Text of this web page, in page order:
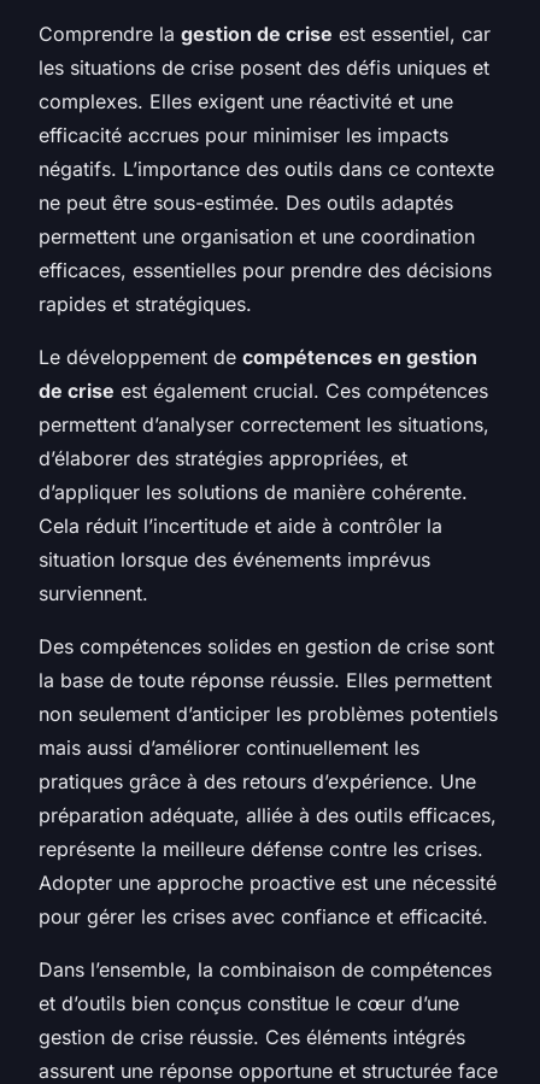
Comprendre la gestion de crise est essentiel, car
les situations de crise posent des défis uniques et
complexes. Elles exigent une réactivité et une
efficacité accrues pour minimiser les impacts
négatifs. L’importance des outils dans ce contexte
ne peut être sous-estimée. Des outils adaptés
permettent une organisation et une coordination
efficaces, essentielles pour prendre des décisions
rapides et stratégiques.
Le développement de compétences en gestion
de crise est également crucial. Ces compétences
permettent d’analyser correctement les situations,
d’élaborer des stratégies appropriées, et
d’appliquer les solutions de manière cohérente.
Cela réduit l’incertitude et aide à contrôler la
situation lorsque des événements imprévus
surviennent.
Des compétences solides en gestion de crise sont
la base de toute réponse réussie. Elles permettent
non seulement d’anticiper les problèmes potentiels
mais aussi d’améliorer continuellement les
pratiques grâce à des retours d’expérience. Une
préparation adéquate, alliée à des outils efficaces,
représente la meilleure défense contre les crises.
Adopter une approche proactive est une nécessité
pour gérer les crises avec confiance et efficacité.
Dans l’ensemble, la combinaison de compétences
et d’outils bien conçus constitue le cœur d’une
gestion de crise réussie. Ces éléments intégrés
assurent une réponse opportune et structurée face